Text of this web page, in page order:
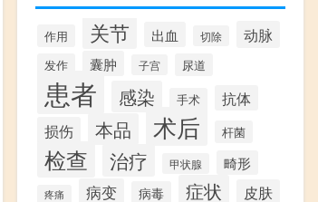
作用 关节 出血 切除 动脉
发作 囊肿 子宫 尿道
患者 感染 手术 抗体
损伤 本品 术后 杆菌
检查 治疗 甲状腺 畸形
疼痛 病变 病毒 症状 皮肤